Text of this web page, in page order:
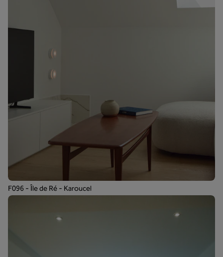
F096 - Île de Ré - Karoucel